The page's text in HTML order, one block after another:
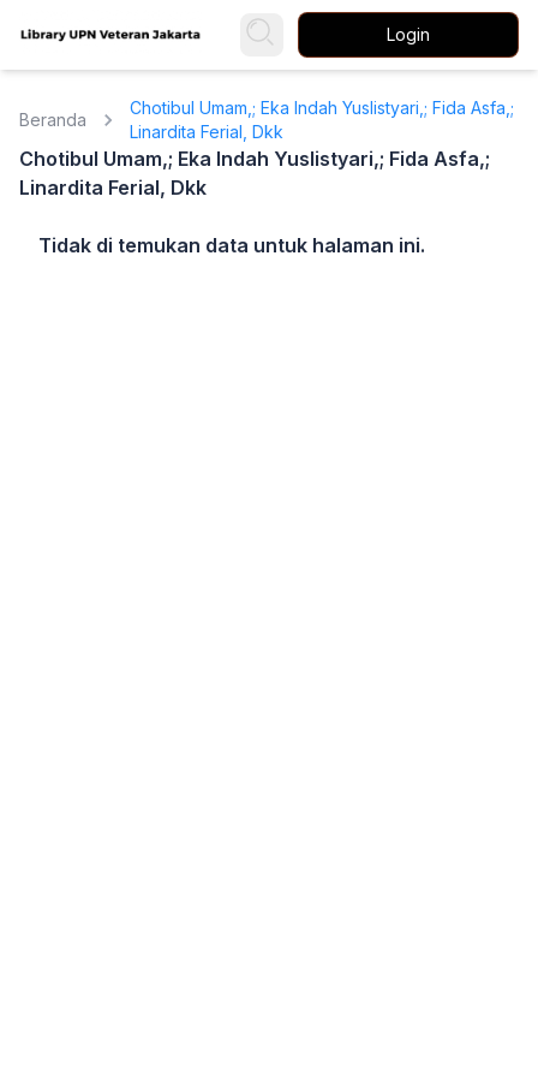
Login
Beranda
Chotibul Umam,; Eka Indah Yuslistyari,; Fida Asfa,;
Linardita Ferial, Dkk
Chotibul Umam,; Eka Indah Yuslistyari,; Fida Asfa,;
Linardita Ferial, Dkk
Tidak di temukan data untuk halaman ini.